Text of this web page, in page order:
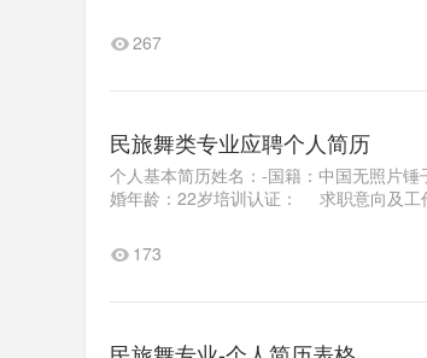
267
民旅舞类专业应聘个人简历
个人基本简历姓名：-国籍：中国无照片
婚年龄：22岁培训认证： 求职意向及工
173